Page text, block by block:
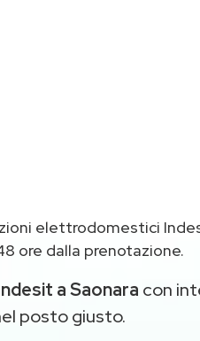
elettrodomestici
ore dalla prenotazione.
a Saonara con
posto giusto.